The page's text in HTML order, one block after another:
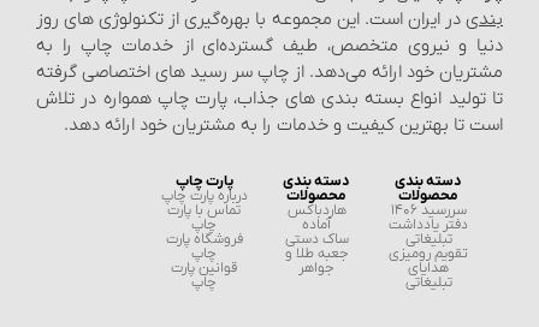
بندی در ایران است. این مجموعه با بهره‌گیری از تکنولوژی‌ های روز
دنیا و نیروی متخصص، طیف گسترده‌ای از خدمات چاپ را به
مشتریان خود ارائه می‌دهد. از چاپ سر رسید های اختصاصی گرفته
تا تولید انواع بسته‌ بندی‌ های جذاب، پارت چاپ همواره در تلاش
است تا بهترین کیفیت و خدمات را به مشتریان خود ارائه دهد.
دسته بندی
محصولات
سررسید 1406
دفتر یادداشت
تبلیغاتی
تقویم رومیزی
هدایای
تبلیغاتی
دسته بندی
محصولات
هاردباکس
آماده
ساک دستی
جعبه طلا و
جواهر
پارت چاپ
درباره پارت چاپ
تماس با پارت
چاپ
فروشگاه پارت
چاپ
قوانین پارت
چاپ